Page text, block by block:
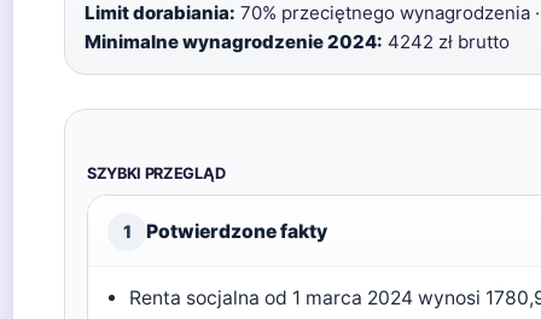
Limit dorabiania: 70% przeciętnego wynagrodzenia ·
Minimalne wynagrodzenie 2024: 4242 zł brutto
SZYBKI PRZEGLĄD
1 Potwierdzone fakty
Renta socjalna od 1 marca 2024 wynosi